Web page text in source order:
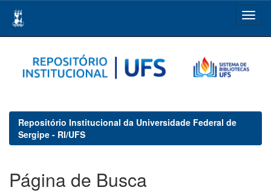
navigation
Repositório Institucional da Universidade Federal de
Sergipe - RI/UFS
Página de Busca